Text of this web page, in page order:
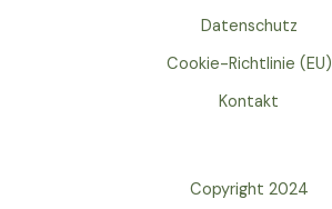
Datenschutz
Cookie-Richtlinie (EU)
Kontakt
Copyright 2024